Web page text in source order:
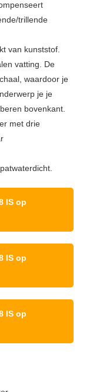
trillende
van kunststof.
vatting. De
waardoor je
je je
bovenkant.
met drie
IS op
IS op
IS op